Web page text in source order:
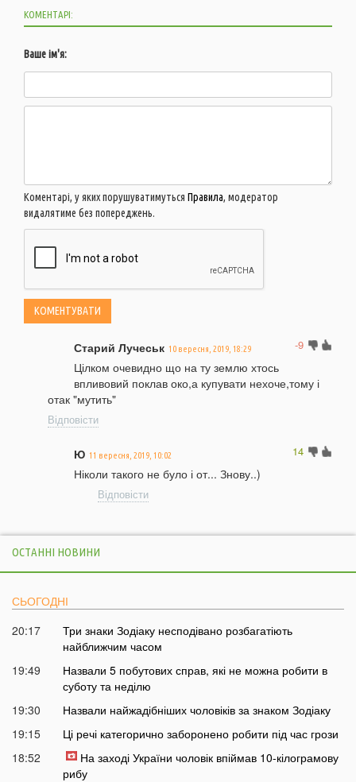
КОМЕНТАРІ:
Ваше ім'я:
Коментарі, у яких порушуватимуться Правила, модератор
видалятиме без попереджень.
-9
Старий Лучеськ 10 вересня, 2019, 18:29
Цілком очевидно що на ту землю хтось
впливовий поклав око,а купувати нехоче,тому і
отак "мутить"
Відповісти
14
Ю 11 вересня, 2019, 10:02
Ніколи такого не було і от... Знову..)
Відповісти
ОСТАННІ НОВИНИ
СЬОГОДНІ
20:17
Три знаки Зодіаку несподівано розбагатіють
найближчим часом
19:49
Назвали 5 побутових справ, які не можна робити в
суботу та неділю
19:30
Назвали найжадібніших чоловіків за знаком Зодіаку
19:15
Ці речі категорично заборонено робити під час грози
18:52
На заході України чоловік впіймав 10-кілограмову
рибу